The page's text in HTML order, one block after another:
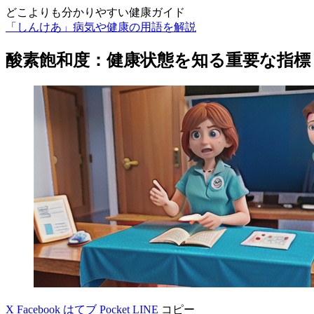
どこよりも分かりやすい健康ガイド
「しんけあ」病気や健康の用語を解説
酸素飽和度：健康状態を知る重要な指標
X Facebook はてブ Pocket LINE コピー